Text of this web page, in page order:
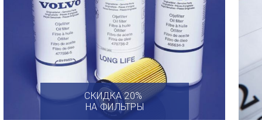
СКИДКА 20%
НА ФИЛЬТРЫ